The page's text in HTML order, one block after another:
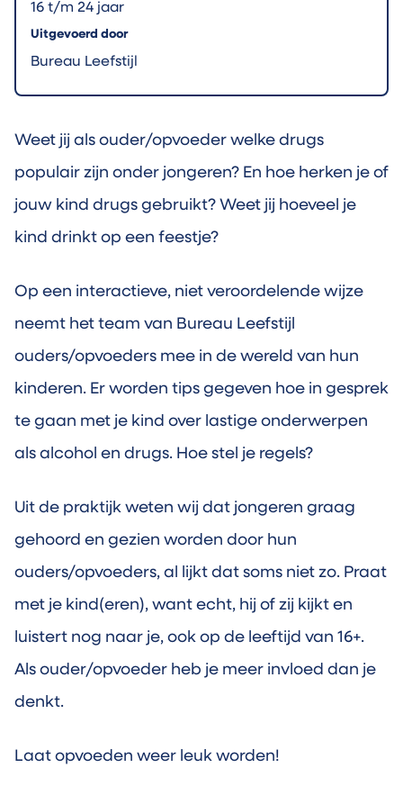
16 t/m 24 jaar
Uitgevoerd door
Bureau Leefstijl
Weet jij als ouder/opvoeder welke drugs
populair zijn onder jongeren? En hoe herken je of
jouw kind drugs gebruikt? Weet jij hoeveel je
kind drinkt op een feestje?
Op een interactieve, niet veroordelende wijze
neemt het team van Bureau Leefstijl
ouders/opvoeders mee in de wereld van hun
kinderen. Er worden tips gegeven hoe in gesprek
te gaan met je kind over lastige onderwerpen
als alcohol en drugs. Hoe stel je regels?
Uit de praktijk weten wij dat jongeren graag
gehoord en gezien worden door hun
ouders/opvoeders, al lijkt dat soms niet zo. Praat
met je kind(eren), want echt, hij of zij kijkt en
luistert nog naar je, ook op de leeftijd van 16+.
Als ouder/opvoeder heb je meer invloed dan je
denkt.
Laat opvoeden weer leuk worden!